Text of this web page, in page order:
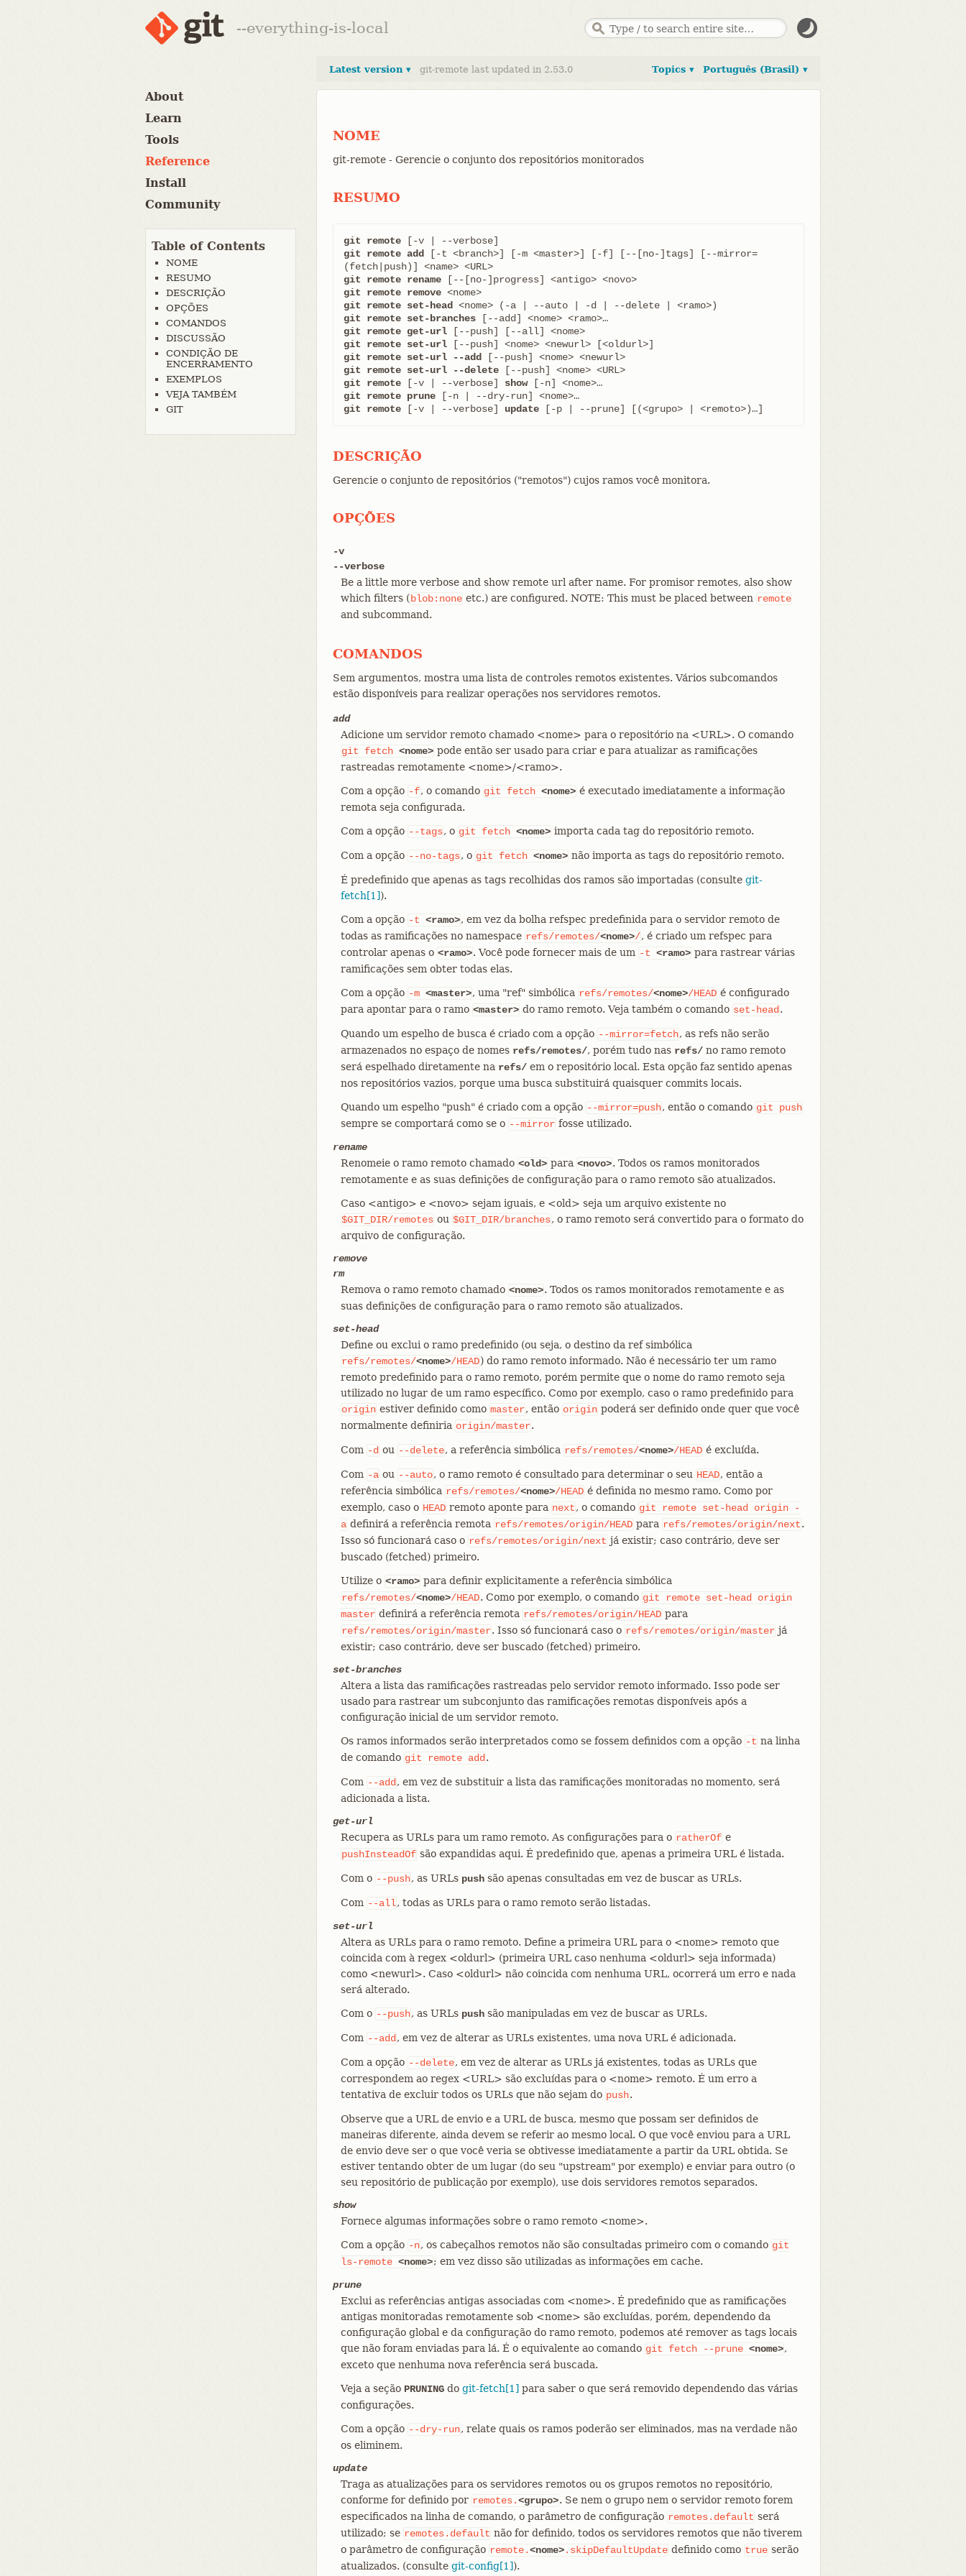
--everything-is-local
About
Learn
Tools
Reference
Install
Community
Table of Contents
NOME
RESUMO
DESCRIÇÃO
OPÇÕES
COMANDOS
DISCUSSÃO
CONDIÇÃO DE
ENCERRAMENTO
EXEMPLOS
VEJA TAMBÉM
GIT
Português (Brasil) ▾
Topics ▾
Latest version ▾ git-remote last updated in 2.53.0
NOME
git-remote - Gerencie o conjunto dos repositórios monitorados
RESUMO
git remote
git remote add
[-t <branch>] [-m <master>] [-f] [--[no-]tags] [--mirror=
git remote rename
git remote remove
git remote set-head
git remote set-branches
git remote get-url
git remote set-url
git remote set-url --add
git remote set-url --delete
git remote [-v | --verbose] show
git remote prune
git remote [-v | --verbose] update [-p | --prune] [(<grupo> | <remoto>)…​]
DESCRIÇÃO
Gerencie o conjunto de repositórios ("remotos") cujos ramos você monitora.
OPÇÕES
-v
--verbose
Be a little more verbose and show remote url after name. For promisor remotes, also show
which filters (blob:none etc.) are configured. NOTE: This must be placed between remote
and subcommand.
COMANDOS
Sem argumentos, mostra uma lista de controles remotos existentes. Vários subcomandos
estão disponíveis para realizar operações nos servidores remotos.
add
Adicione um servidor remoto chamado <nome> para o repositório na <URL>. O comando
git
fetch <nome> pode então ser usado para criar e para atualizar as ramificações
rastreadas remotamente <nome>/<ramo>.
Com a opção -f, o comando git fetch <nome> é executado imediatamente a informação
remota seja configurada.
Com a opção --tags, o git fetch <nome> importa cada tag do repositório remoto.
Com a opção --no-tags, o git fetch <nome> não importa as tags do repositório remoto.
É predefinido que apenas as tags recolhidas dos ramos são importadas (consulte git-
fetch[1]).
Com a opção -t <ramo>, em vez da bolha refspec predefinida para o servidor remoto de
todas as ramificações no namespace refs/remotes/<nome>/, é criado um refspec para
controlar apenas o <ramo>. Você pode fornecer mais de um -t <ramo> para rastrear várias
ramificações sem obter todas elas.
Com a opção -m <master>, uma "ref" simbólica refs/remotes/<nome>/HEAD é configurado
para apontar para o ramo <master> do ramo remoto. Veja também o comando set-head .
Quando um espelho de busca é criado com a opção --mirror=fetch, as refs não serão
armazenados no espaço de nomes refs/remotes/, porém tudo nas refs/ no ramo remoto
será espelhado diretamente na refs/ em o repositório local. Esta opção faz sentido apenas
nos repositórios vazios, porque uma busca substituirá quaisquer commits locais.
Quando um espelho "push" é criado com a opção --mirror=push, então o comando git
push
sempre se comportará como se o --mirror fosse utilizado.
rename
Renomeie o ramo remoto chamado <old> para <novo>. Todos os ramos monitorados
remotamente e as suas definições de configuração para o ramo remoto são atualizados.
Caso <antigo> e <novo> sejam iguais, e <old> seja um arquivo existente no
$GIT_DIR/remotes ou $GIT_DIR/branches, o ramo remoto será convertido para o formato do
arquivo de configuração.
remove
rm
Remova o ramo remoto chamado <nome>. Todos os ramos monitorados remotamente e as
suas definições de configuração para o ramo remoto são atualizados.
set-head
Define ou exclui o ramo predefinido (ou seja, o destino da ref simbólica
refs/remotes/<nome>/HEAD) do ramo remoto informado. Não é necessário ter um ramo
remoto predefinido para o ramo remoto, porém permite que o nome do ramo remoto seja
utilizado no lugar de um ramo específico. Como por exemplo, caso o ramo predefinido para
origin estiver definido como master, então origin poderá ser definido onde quer que você
normalmente definiria origin/master.
Com -d ou --delete, a referência simbólica refs/remotes/<nome>/HEAD é excluída.
Com -a ou --auto, o ramo remoto é consultado para determinar o seu HEAD, então a
referência simbólica refs/remotes/<nome>/HEAD é definida no mesmo ramo. Como por
exemplo, caso o HEAD remoto aponte para next, o comando git remote set-head origin
-
a definirá a referência remota refs/remotes/origin/HEAD para refs/remotes/origin/next.
Isso só funcionará caso o refs/remotes/origin/next já existir; caso contrário, deve ser
buscado (fetched) primeiro.
Utilize o <ramo> para definir explicitamente a referência simbólica
refs/remotes/<nome>/HEAD. Como por exemplo, o comando git remote set-head
origin
master definirá a referência remota refs/remotes/origin/HEAD para
refs/remotes/origin/master. Isso só funcionará caso o refs/remotes/origin/master já
existir; caso contrário, deve ser buscado (fetched) primeiro.
set-branches
Altera a lista das ramificações rastreadas pelo servidor remoto informado. Isso pode ser
usado para rastrear um subconjunto das ramificações remotas disponíveis após a
configuração inicial de um servidor remoto.
Os ramos informados serão interpretados como se fossem definidos com a opção -t na linha
de comando git remote add .
Com --add , em vez de substituir a lista das ramificações monitoradas no momento, será
adicionada a lista.
get-url
Recupera as URLs para um ramo remoto. As configurações para o ratherOf e
pushInsteadOf são expandidas aqui. É predefinido que, apenas a primeira URL é listada.
Com o --push, as URLs push são apenas consultadas em vez de buscar as URLs.
Com --all, todas as URLs para o ramo remoto serão listadas.
set-url
Altera as URLs para o ramo remoto. Define a primeira URL para o <nome> remoto que
coincida com à regex <oldurl> (primeira URL caso nenhuma <oldurl> seja informada)
como <newurl>. Caso <oldurl> não coincida com nenhuma URL, ocorrerá um erro e nada
será alterado.
Com o --push, as URLs push são manipuladas em vez de buscar as URLs.
Com --add , em vez de alterar as URLs existentes, uma nova URL é adicionada.
Com a opção --delete, em vez de alterar as URLs já existentes, todas as URLs que
correspondem ao regex <URL> são excluídas para o <nome> remoto. É um erro a
tentativa de excluir todos os URLs que não sejam do push.
Observe que a URL de envio e a URL de busca, mesmo que possam ser definidos de
maneiras diferente, ainda devem se referir ao mesmo local. O que você enviou para a URL
de envio deve ser o que você veria se obtivesse imediatamente a partir da URL obtida. Se
estiver tentando obter de um lugar (do seu "upstream" por exemplo) e enviar para outro (o
seu repositório de publicação por exemplo), use dois servidores remotos separados.
show
Fornece algumas informações sobre o ramo remoto <nome>.
Com a opção -n, os cabeçalhos remotos não são consultadas primeiro com o comando git
ls-remote <nome>; em vez disso são utilizadas as informações em cache.
prune
Exclui as referências antigas associadas com <nome>. É predefinido que as ramificações
antigas monitoradas remotamente sob <nome> são excluídas, porém, dependendo da
configuração global e da configuração do ramo remoto, podemos até remover as tags locais
que não foram enviadas para lá. É o equivalente ao comando git fetch --prune <nome>,
exceto que nenhuma nova referência será buscada.
Veja a seção PRUNING do git-fetch[1] para saber o que será removido dependendo das várias
configurações.
Com a opção --dry-run, relate quais os ramos poderão ser eliminados, mas na verdade não
os eliminem.
update
Traga as atualizações para os servidores remotos ou os grupos remotos no repositório,
conforme for definido por remotes.<grupo>. Se nem o grupo nem o servidor remoto forem
especificados na linha de comando, o parâmetro de configuração remotes.default será
utilizado; se remotes.default não for definido, todos os servidores remotos que não tiverem
o parâmetro de configuração remote.<nome>.skipDefaultUpdate definido como true serão
atualizados. (consulte git-config[1]).